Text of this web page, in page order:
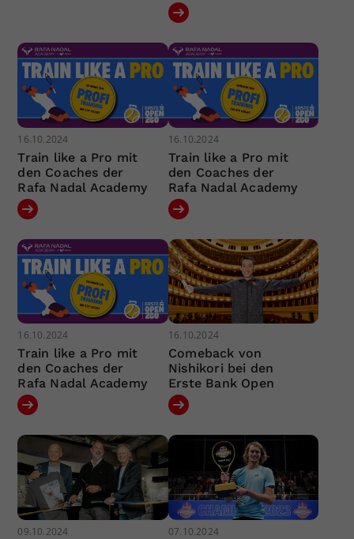
16.10.2024
Train like a Pro mit
den Coaches der
Rafa Nadal Academy
16.10.2024
Train like a Pro mit
den Coaches der
Rafa Nadal Academy
16.10.2024
Train like a Pro mit
den Coaches der
Rafa Nadal Academy
16.10.2024
Comeback von
Nishikori bei den
Erste Bank Open
09.10.2024 07.10.2024